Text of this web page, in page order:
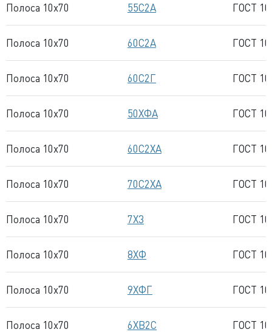
Полоса 10x70 55С2А ГОСТ
Полоса 10x70 60С2А ГОСТ
Полоса 10x70 60С2Г ГОСТ
Полоса 10x70 50ХФА ГОСТ
Полоса 10x70 60С2ХА ГОСТ
Полоса 10x70 70С2ХА ГОСТ
Полоса 10x70 7Х3 ГОСТ
Полоса 10x70 8ХФ ГОСТ
Полоса 10x70 9ХФГ ГОСТ
Полоса 10x70 6ХВ2С ГОСТ